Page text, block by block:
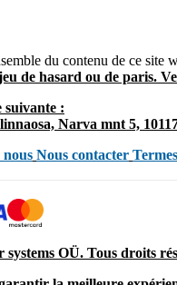
du contenu de ce site
de hasard ou de paris.
suivante :
Narva mnt 5,
nous Nous contacter
OÜ. Tous droits